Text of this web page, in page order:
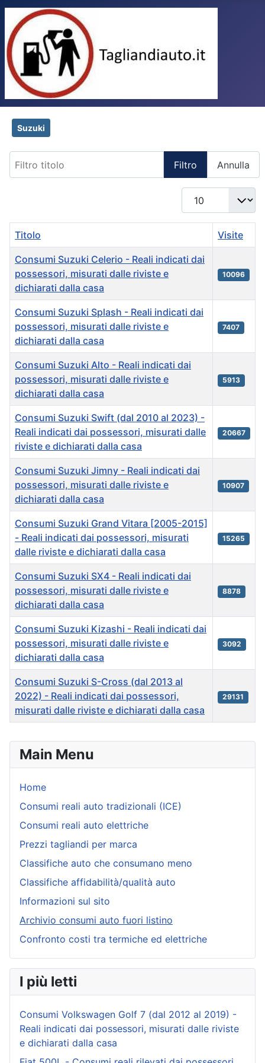
Main Menu
Home
Consumi reali auto tradizionali (ICE)
Consumi reali auto elettriche
Prezzi tagliandi per marca
Classifiche auto che consumano meno
Classifiche affidabilità/qualità auto
Informazioni sul sito
Archivio consumi auto fuori listino
Confronto costi tra termiche ed elettriche
I più letti
Consumi Volkswagen Golf 7 (dal 2012 al 2019) -
Reali indicati dai possessori, misurati dalle riviste
e dichiarati dalla casa
Suzuki
Filtro Annulla
Visualizza n.
Titolo Visite
Consumi Suzuki Celerio - Reali indicati dai
possessori, misurati dalle riviste e
dichiarati dalla casa
10096
Consumi Suzuki Splash - Reali indicati dai
possessori, misurati dalle riviste e
dichiarati dalla casa
7407
Consumi Suzuki Alto - Reali indicati dai
possessori, misurati dalle riviste e
dichiarati dalla casa
5913
Consumi Suzuki Swift (dal 2010 al 2023) -
Reali indicati dai possessori, misurati dalle
riviste e dichiarati dalla casa
20667
Consumi Suzuki Jimny - Reali indicati dai
possessori, misurati dalle riviste e
dichiarati dalla casa
10907
Consumi Suzuki Grand Vitara [2005-2015]
- Reali indicati dai possessori, misurati
dalle riviste e dichiarati dalla casa
15265
Consumi Suzuki SX4 - Reali indicati dai
possessori, misurati dalle riviste e
dichiarati dalla casa
8878
Consumi Suzuki Kizashi - Reali indicati dai
possessori, misurati dalle riviste e
dichiarati dalla casa
3092
Consumi Suzuki S-Cross (dal 2013 al
2022) - Reali indicati dai possessori,
misurati dalle riviste e dichiarati dalla casa
29131